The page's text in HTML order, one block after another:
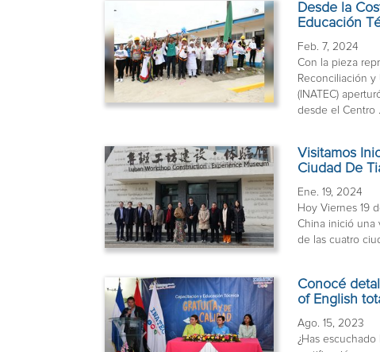
Desde la
Educación
Feb. 7, 2024
Con la pieza
Reconciliación
(INATEC)
desde el Centro
Visitamos
Ciudad De
Ene. 19, 2024
Hoy Viernes 19
China inició una
de las cuatro
Conocé
of English
Ago. 15, 2023
¿Has